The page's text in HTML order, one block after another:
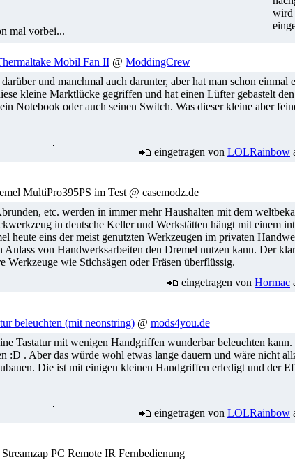
mal vorbei...
wird
Mobil Fan II @ ModdingCrew
und manchmal auch darunter, aber hat man schon einmal
kleine Marktlücke gegriffen und hat einen Lüfter gebastelt
Notebook oder auch seinen Switch. Was dieser kleine aber
eingetragen von LOLRainbow
MultiPro395PS im Test @ casemodz.de
etc. werden in immer mehr Haushalten mit dem
in deutsche Keller und Werkstätten hängt mit einem
heute eins der meist genutzten Werkzeugen im privaten
Anlass von Handwerksarbeiten den Dremel nutzen kann. Der
Werkzeuge wie Stichsägen oder Fräsen überflüssig.
eingetragen von Hormac
beleuchten (mit neonstring)@ mods4you.de
Tastatur mit wenigen Handgriffen wunderbar beleuchten
:D . Aber das würde wohl etwas lange dauern und wäre nicht
Die ist mit einigen kleinen Handgriffen erledigt und der
eingetragen von LOLRainbow
Streamzap PC Remote IR Fernbedienung